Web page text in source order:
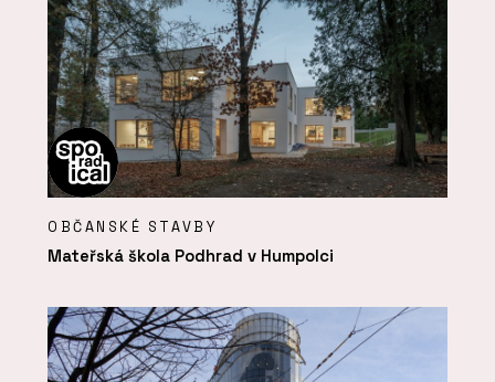
OBČANSKÉ STAVBY
Mateřská škola Podhrad v Humpolci